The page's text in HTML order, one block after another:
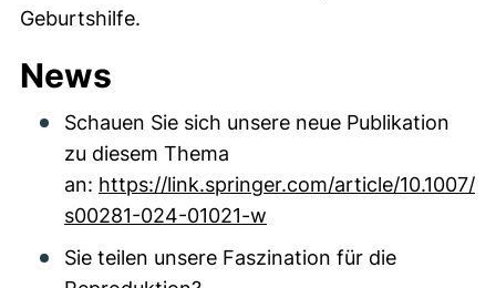
Geburtshilfe.
News
Schauen Sie sich unsere neue Publikation
zu diesem Thema
an: https://link.springer.com/article/10.1007/
s00281-024-01021-w
Sie teilen unsere Faszination für die